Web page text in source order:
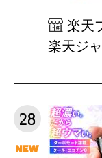
楽天
楽天ジ
28